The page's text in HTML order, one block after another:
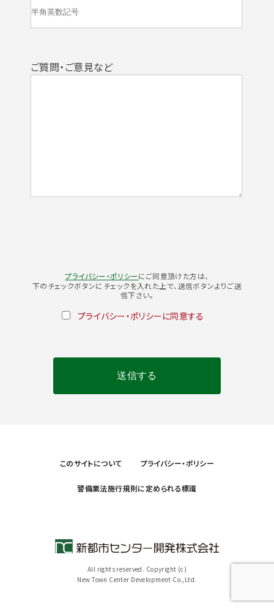
ご質問・ご意見など
プライバシー・ポリシーにご同意頂けた方は、
下のチェックボタンにチェックを入れた上で、送信ボタンよりご送
信下さい。
プライバシー・ポリシーに同意する
このサイトについて プライバシー・ポリシー
警備業法施行規則に定められる標識
All rights reserved. Copyright (c)
New Town Center Development Co.,Ltd.